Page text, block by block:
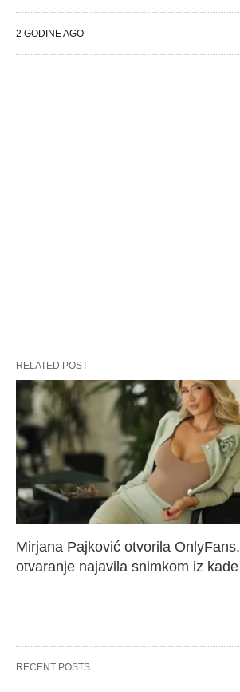
2 GODINE AGO
RELATED POST
Mirjana Pajković otvorila OnlyFans,
otvaranje najavila snimkom iz kade
RECENT POSTS